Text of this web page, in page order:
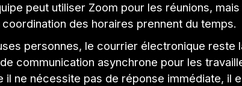
peut utiliser Zoom pour les réunions, mais
des horaires prennent du temps.
personnes, le courrier électronique reste
communication asynchrone pour les
il ne nécessite pas de réponse immédiate, il